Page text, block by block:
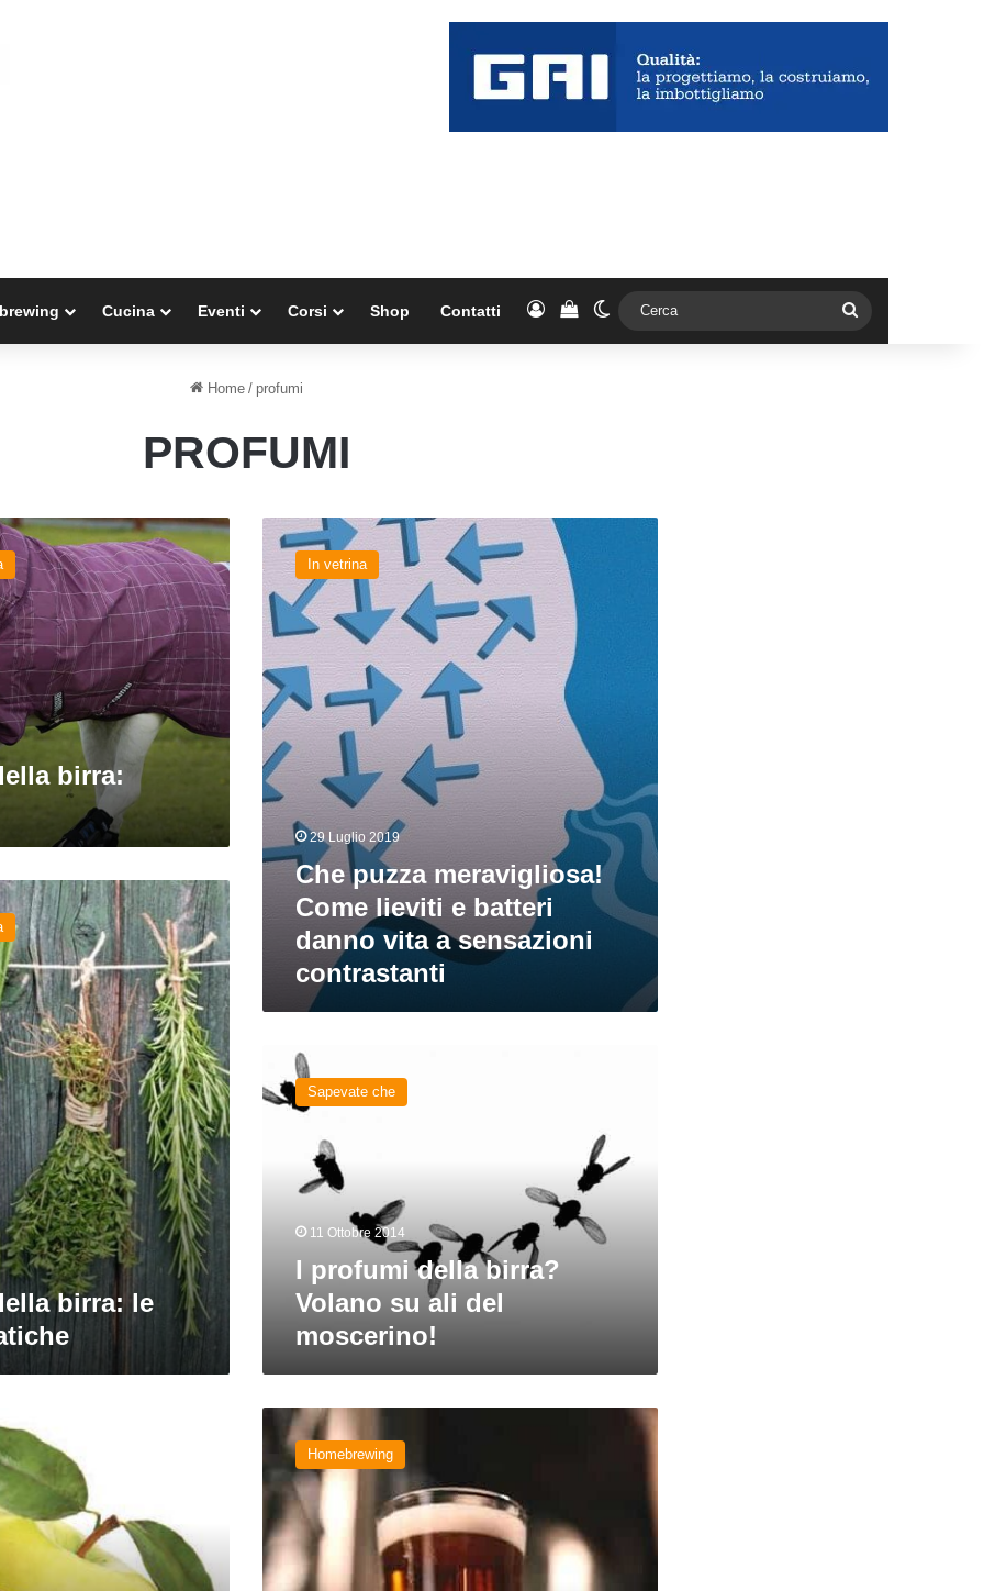
Cucina Eventi Corsi Shop Contatti AccediVedi il carrello
Cambia aspetto
Home / profumi
PROFUMI
birra:
puzza
meravigliosa!
Come
lieviti
batteri
danno
vita
a
sensazioni
contrastanti
In vetrina
29 Luglio 2019
Che puzza meravigliosa!
Come lieviti e batteri
danno vita a sensazioni
contrastanti
birra: le
profumi
della
moscerino!
Sapevate che
11 Ottobre 2014
I profumi della birra?
Volano su ali del
moscerino!
birra
da
non
ha
i
Homebrewing